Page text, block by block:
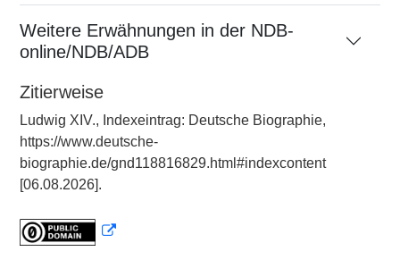
Weitere Erwähnungen in der NDB-
online/NDB/ADB
Zitierweise
Ludwig XIV., Indexeintrag: Deutsche Biographie,
https://www.deutsche-
biographie.de/gnd118816829.html#indexcontent
[06.08.2026].